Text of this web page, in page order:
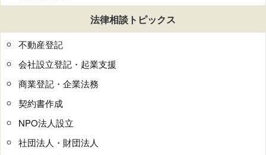
法律相談トピックス
不動産登記
会社設立登記・起業支援
商業登記・企業法務
契約書作成
NPO法人設立
社団法人・財団法人